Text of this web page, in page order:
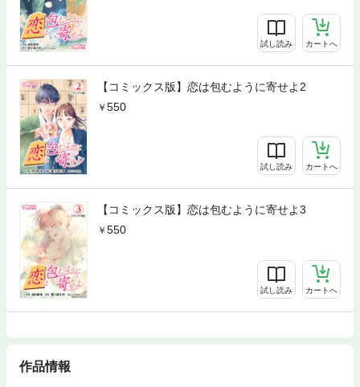
試し読み カートへ
【コミックス版】恋は包むように寄せよ2
550
試し読み カートへ
【コミックス版】恋は包むように寄せよ3
550
試し読み カートへ
作品情報